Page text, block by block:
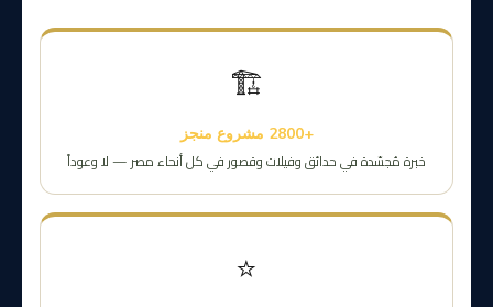
🏗️
+2800 مشروع منجز
خبرة مُجسّدة في حدائق وفيلات وقصور في كل أنحاء مصر — لا وعوداً
⭐